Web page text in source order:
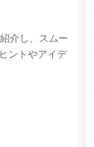
介し、スムー
ントやアイデ